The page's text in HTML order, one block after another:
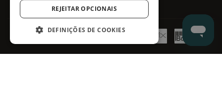
REJEITAR OPCIONAIS
DEFINIÇÕES DE COOKIES